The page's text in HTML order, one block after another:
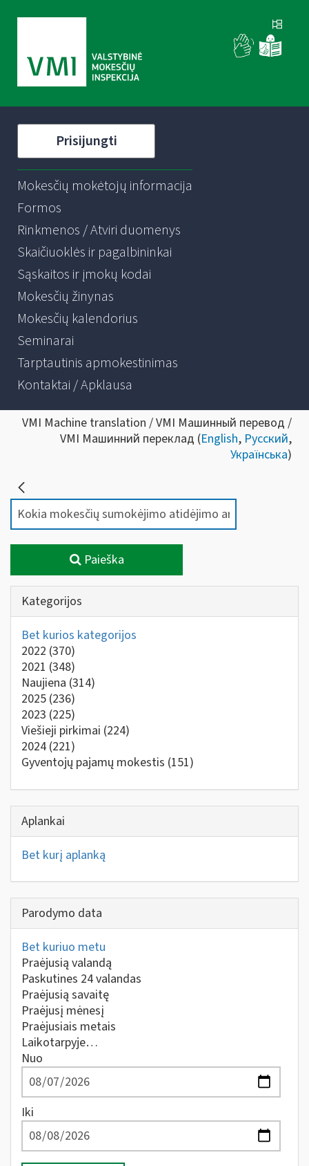
Prisijungti
Mokesčių mokėtojų informacija
Formos
Rinkmenos / Atviri duomenys
Skaičiuoklės ir pagalbininkai
Sąskaitos ir įmokų kodai
Mokesčių žinynas
Mokesčių kalendorius
Seminarai
Tarptautinis apmokestinimas
Kontaktai / Apklausa
VMI Machine translation / VMI Машинный перевод /
VMI Машинний переклад (English, Русский,
Українська)
Paieška
Kategorijos
Bet kurios kategorijos
2022 (370)
2021 (348)
Naujiena (314)
2025 (236)
2023 (225)
Viešieji pirkimai (224)
2024 (221)
Gyventojų pajamų mokestis (151)
Aplankai
Bet kurį aplanką
Parodymo data
Bet kuriuo metu
Praėjusią valandą
Paskutines 24 valandas
Praėjusią savaitę
Praėjusį mėnesį
Praėjusiais metais
Laikotarpyje…
Nuo
Iki